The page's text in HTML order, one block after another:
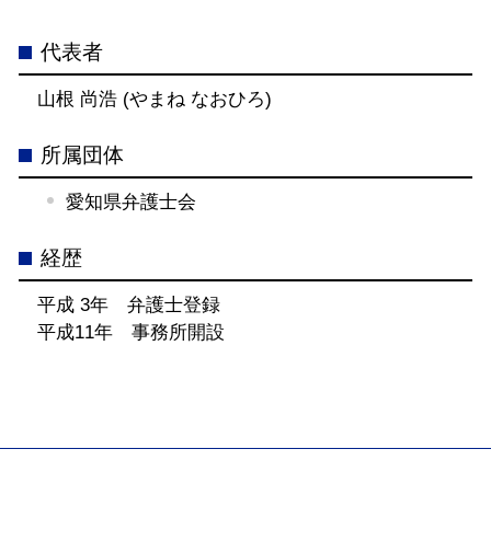
代表者
山根 尚浩 (やまね なおひろ)
所属団体
愛知県弁護士会
経歴
平成 3年 弁護士登録
平成11年 事務所開設